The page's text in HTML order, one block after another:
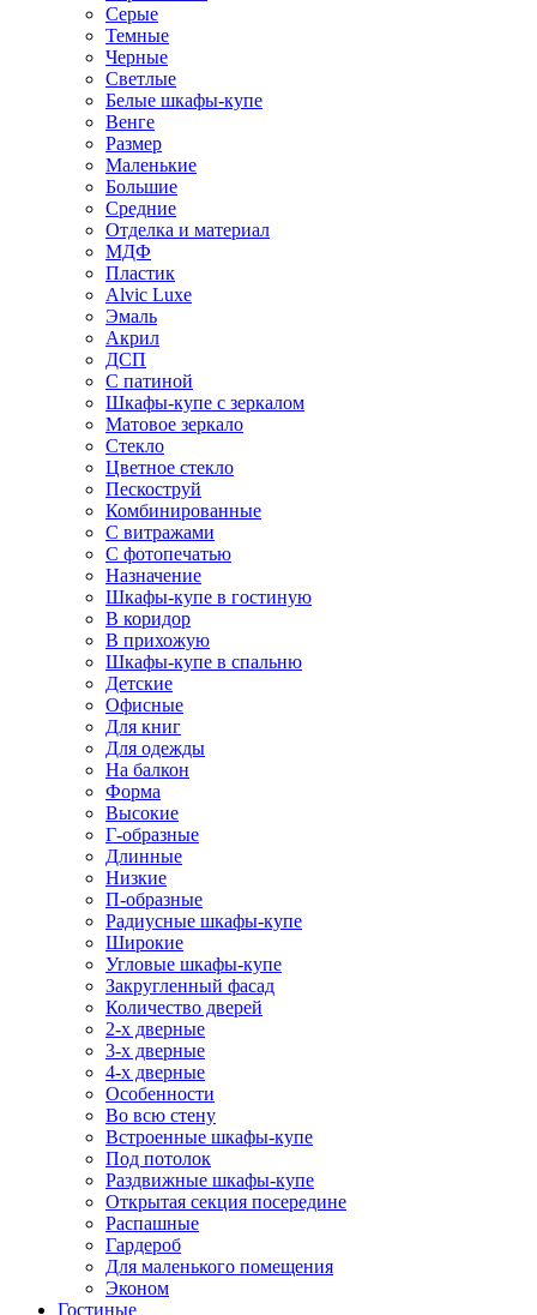
Серые
Темные
Черные
Светлые
Белые шкафы-купе
Венге
Размер
Маленькие
Большие
Средние
Отделка и материал
МДФ
Пластик
Alvic Luxe
Эмаль
Акрил
ДСП
С патиной
Шкафы-купе с зеркалом
Матовое зеркало
Стекло
Цветное стекло
Пескоструй
Комбинированные
С витражами
С фотопечатью
Назначение
Шкафы-купе в гостиную
В коридор
В прихожую
Шкафы-купе в спальню
Детские
Офисные
Для книг
Для одежды
На балкон
Форма
Высокие
Г-образные
Длинные
Низкие
П-образные
Радиусные шкафы-купе
Широкие
Угловые шкафы-купе
Закругленный фасад
Количество дверей
2-х дверные
3-х дверные
4-х дверные
Особенности
Во всю стену
Встроенные шкафы-купе
Под потолок
Раздвижные шкафы-купе
Открытая секция посередине
Распашные
Гардероб
Для маленького помещения
Эконом
Гостиные